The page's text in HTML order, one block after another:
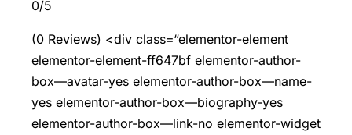
0/5
(0 Reviews) <div class=“elementor-element
elementor-element-ff647bf elementor-author-
box—avatar-yes elementor-author-box—name-
yes elementor-author-box—biography-yes
elementor-author-box—link-no elementor-widget